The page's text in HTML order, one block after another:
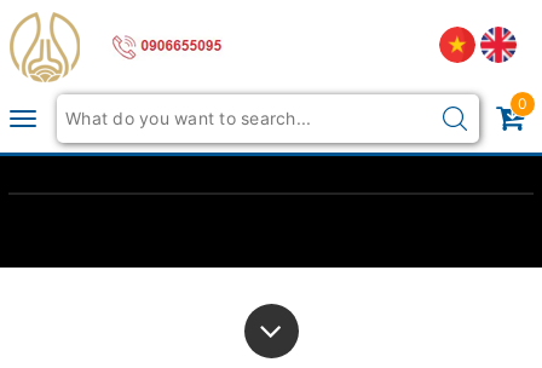
Toggle
navigation
0